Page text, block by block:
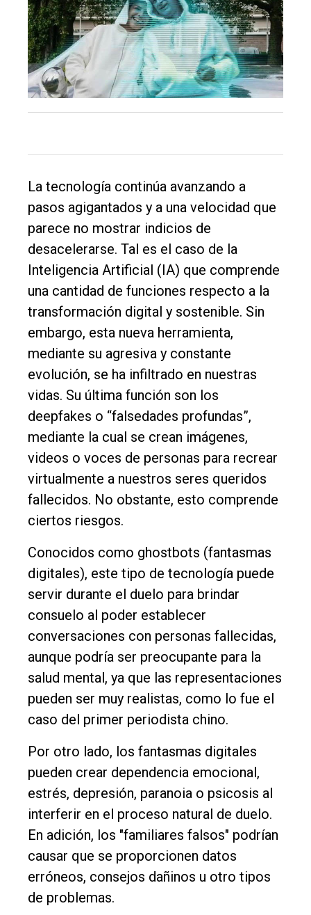
Balcarce
Inicio
Tendencia
Cultura
Entrevistas
Rural
Deportes
Fúnebres
Edición
Empresa
Nosotros
Contacto
La tecnología continúa avanzando a
pasos agigantados y a una velocidad que
parece no mostrar indicios de
desacelerarse. Tal es el caso de la
Inteligencia Artificial (IA) que comprende
una cantidad de funciones respecto a la
transformación digital y sostenible. Sin
embargo, esta nueva herramienta,
mediante su agresiva y constante
evolución, se ha infiltrado en nuestras
vidas. Su última función son los
deepfakes o “falsedades profundas”,
mediante la cual se crean imágenes,
videos o voces de personas para recrear
virtualmente a nuestros seres queridos
fallecidos. No obstante, esto comprende
ciertos riesgos.
Conocidos como ghostbots (fantasmas
digitales), este tipo de tecnología puede
servir durante el duelo para brindar
consuelo al poder establecer
conversaciones con personas fallecidas,
aunque podría ser preocupante para la
salud mental, ya que las representaciones
pueden ser muy realistas, como lo fue el
caso del primer periodista chino.
Por otro lado, los fantasmas digitales
pueden crear dependencia emocional,
estrés, depresión, paranoia o psicosis al
interferir en el proceso natural de duelo.
En adición, los "familiares falsos" podrían
causar que se proporcionen datos
erróneos, consejos dañinos u otro tipos
de problemas.